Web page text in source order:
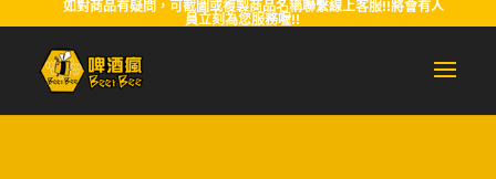
如對商品有疑問，可截圖或複製商品名稱聯繫線上客服!!將會有人
員立刻為您服務喔!!